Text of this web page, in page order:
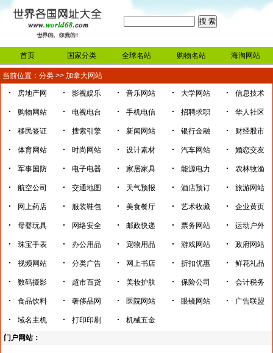
首页 国家分类 全球名站 购物名站 海淘网站
当前位置： 分类 >> 加拿大网站
· 房地产网 · 影视娱乐 · 音乐网站 · 大学网站 · 信息技术
· 购物网站 · 电视电台 · 手机电信 · 招聘求职 · 华人社区
· 移民签证 · 搜索引擎 · 新闻网站 · 银行金融 · 财经股市
· 体育网站 · 时尚网站 · 设计素材 · 汽车网站 · 婚恋交友
· 军事国防 · 电子电器 · 家居家具 · 能源电力 · 农林牧渔
· 航空公司 · 交通地图 · 天气预报 · 酒店预订 · 旅游网站
· 网上药店 · 服装鞋包 · 美食餐厅 · 艺术收藏 · 企业黄页
· 母婴玩具 · 网络安全 · 邮政快递 · 票务网站 · 运动户外
· 珠宝手表 · 办公用品 · 宠物用品 · 游戏网站 · 政府网站
· 视频网站 · 分类广告 · 网上书店 · 折扣优惠 · 鲜花礼品
· 数码摄影 · 超市百货 · 美妆护肤 · 保险公司 · 会计税务
· 食品饮料 · 奢侈品网 · 医院网站 · 眼镜网站 · 广告联盟
· 域名主机 · 打印印刷 · 机械五金
门户网站：